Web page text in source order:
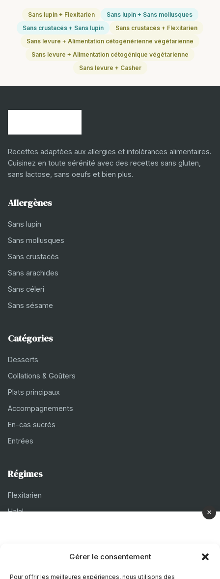
Gérer le consentement
Pour offrir les meilleures expériences, nous utilisons des
Sans lupin + Flexitarien
Sans lupin + Sans mollusques
Sans crustacés + Sans lupin
Sans crustacés + Flexitarien
Sans levure + Alimentation cétogénérienne végétarienne
Sans levure + Alimentation cétogénique végétarienne
Sans levure + Casher
Recettes adaptées aux allergies et intolérances alimentaires.
Cuisinez en toute sérénité avec des recettes sans gluten,
sans lactose, sans oeufs et bien plus.
Allergènes
Sans lupin
Sans mollusques
Sans crustacés
Sans arachides
Sans céleri
Sans sésame
Catégories
Desserts
Collations & Goûters
Plats principaux
Accompagnements
En-cas sucrés
Entrées
Régimes
Flexitarien
Halal
À propos
×